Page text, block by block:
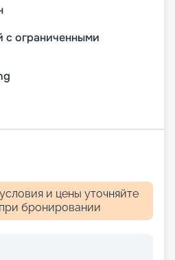
ограниченными
и цены уточняйте
бронировании